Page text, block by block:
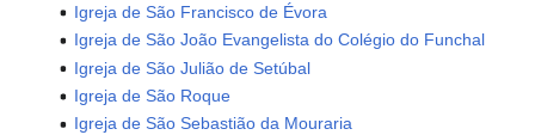
Igreja de São Francisco de Évora
Igreja de São João Evangelista do Colégio do Funchal
Igreja de São Julião de Setúbal
Igreja de São Roque
Igreja de São Sebastião da Mouraria